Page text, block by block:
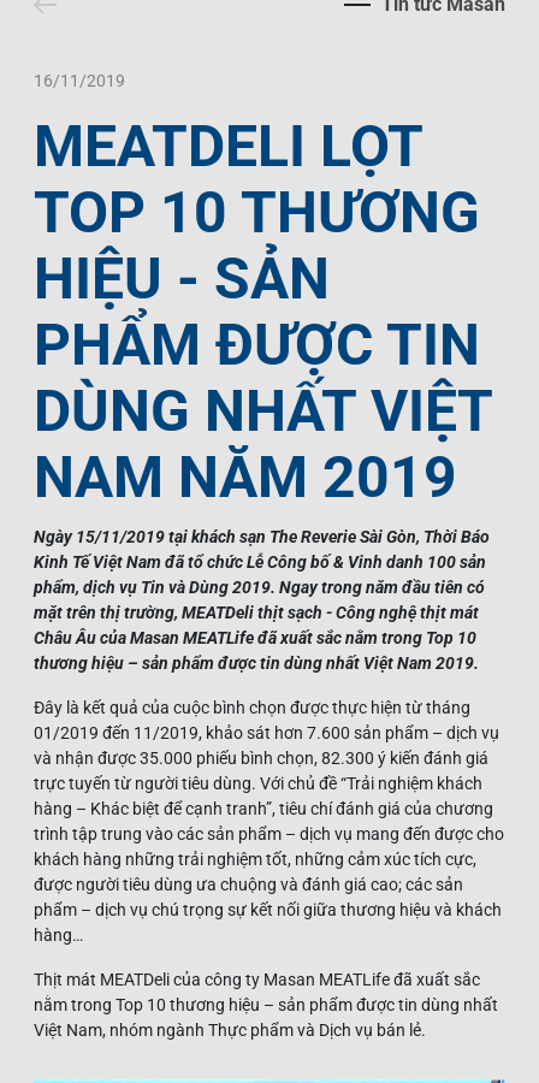
Tin Đầu Tư Tại Việt Nam
Thông Cáo Báo Chí
Ngôn Ngữ
VI
16/11/2019
MEATDELI LỌT
TOP 10 THƯƠNG
HIỆU - SẢN
PHẨM ĐƯỢC TIN
DÙNG NHẤT VIỆT
NAM NĂM 2019
Ngày 15/11/2019 tại khách sạn The Reverie Sài Gòn, Thời Báo
Kinh Tế Việt Nam đã tổ chức Lễ Công bố & Vinh danh 100 sản
phẩm, dịch vụ Tin và Dùng 2019. Ngay trong năm đầu tiên có
mặt trên thị trường, MEATDeli thịt sạch - Công nghệ thịt mát
Châu Âu của Masan MEATLife đã xuất sắc nằm trong Top 10
thương hiệu – sản phẩm được tin dùng nhất Việt Nam 2019.
Đây là kết quả của cuộc bình chọn được thực hiện từ tháng
01/2019 đến 11/2019, khảo sát hơn 7.600 sản phẩm – dịch vụ
và nhận được 35.000 phiếu bình chọn, 82.300 ý kiến đánh giá
trực tuyến từ người tiêu dùng. Với chủ đề “Trải nghiệm khách
hàng – Khác biệt để cạnh tranh”, tiêu chí đánh giá của chương
trình tập trung vào các sản phẩm – dịch vụ mang đến được cho
khách hàng những trải nghiệm tốt, những cảm xúc tích cực,
được người tiêu dùng ưa chuộng và đánh giá cao; các sản
phẩm – dịch vụ chú trọng sự kết nối giữa thương hiệu và khách
hàng…
Thịt mát MEATDeli của công ty Masan MEATLife đã xuất sắc
nằm trong Top 10 thương hiệu – sản phẩm được tin dùng nhất
Việt Nam, nhóm ngành Thực phẩm và Dịch vụ bán lẻ.